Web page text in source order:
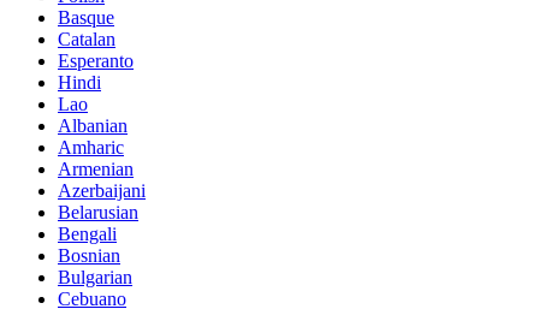
Basque
Catalan
Esperanto
Hindi
Lao
Albanian
Amharic
Armenian
Azerbaijani
Belarusian
Bengali
Bosnian
Bulgarian
Cebuano